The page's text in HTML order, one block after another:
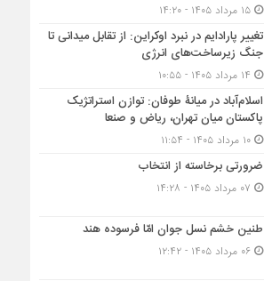
۱۵ مرداد ۱۴۰۵ - ۱۴:۲۰
تغییر پارادایم در نبرد اوکراین: از تقابل میدانی تا
جنگ زیرساخت‌های انرژی
اسلام‌آباد در میانۀ طوفان: توازن استراتژیک
پاکستان میان تهران، ریاض و صنعا
۱۰ مرداد ۱۴۰۵ - ۱۱:۵۴
ضرورتی برخاسته از انتخاب
طنین خشم نسل جوان امّا فرسوده هند
۰۶ مرداد ۱۴۰۵ - ۱۲:۴۲